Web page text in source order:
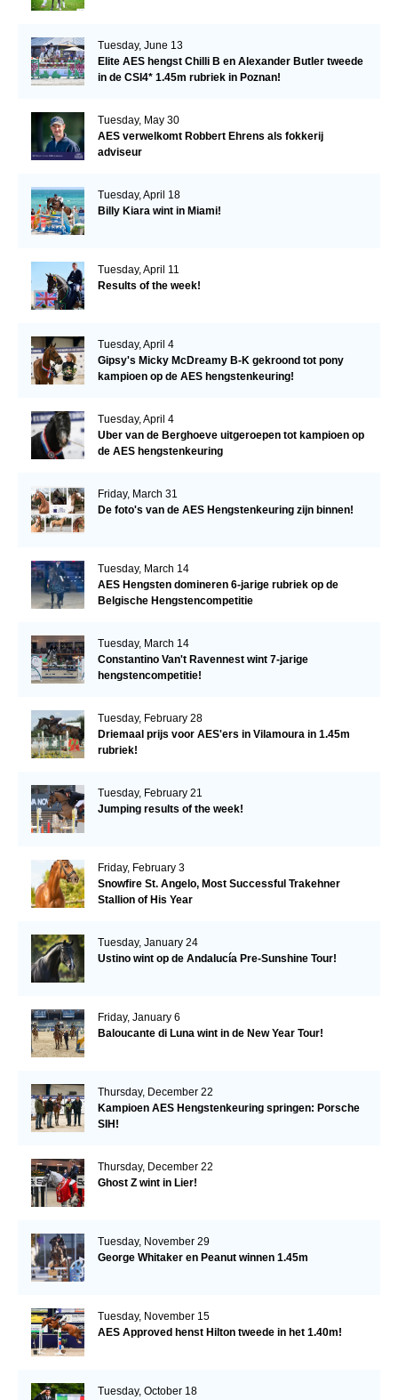
Tuesday, June 13
Elite AES hengst Chilli B en Alexander Butler tweede
in de CSI4* 1.45m rubriek in Poznan!
Tuesday, May 30
AES verwelkomt Robbert Ehrens als fokkerij
adviseur
Tuesday, April 18
Billy Kiara wint in Miami!
Tuesday, April 11
Results of the week!
Tuesday, April 4
Gipsy's Micky McDreamy B-K gekroond tot pony
kampioen op de AES hengstenkeuring!
Tuesday, April 4
Uber van de Berghoeve uitgeroepen tot kampioen op
de AES hengstenkeuring
Friday, March 31
De foto's van de AES Hengstenkeuring zijn binnen!
Tuesday, March 14
AES Hengsten domineren 6-jarige rubriek op de
Belgische Hengstencompetitie
Tuesday, March 14
Constantino Van't Ravennest wint 7-jarige
hengstencompetitie!
Tuesday, February 28
Driemaal prijs voor AES'ers in Vilamoura in 1.45m
rubriek!
Tuesday, February 21
Jumping results of the week!
Friday, February 3
Snowfire St. Angelo, Most Successful Trakehner
Stallion of His Year
Tuesday, January 24
Ustino wint op de Andalucía Pre-Sunshine Tour!
Friday, January 6
Baloucante di Luna wint in de New Year Tour!
Thursday, December 22
Kampioen AES Hengstenkeuring springen: Porsche
SIH!
Thursday, December 22
Ghost Z wint in Lier!
Tuesday, November 29
George Whitaker en Peanut winnen 1.45m
Tuesday, November 15
AES Approved henst Hilton tweede in het 1.40m!
Tuesday, October 18